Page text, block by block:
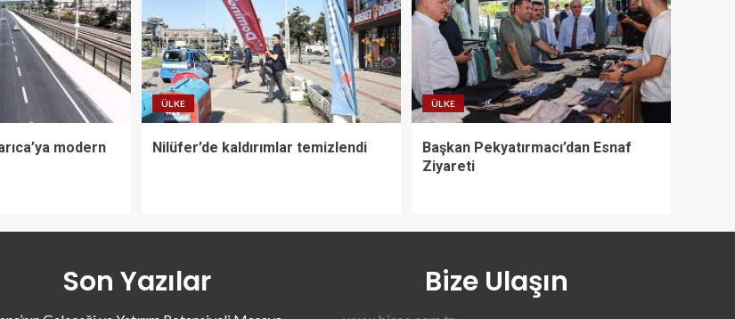
modern
ÜLKE
Nilüfer’de kaldırımlar temizlendi
ÜLKE
Başkan Pekyatırmacı’dan Esnaf
Ziyareti
Son Yazılar Bize Ulaşın